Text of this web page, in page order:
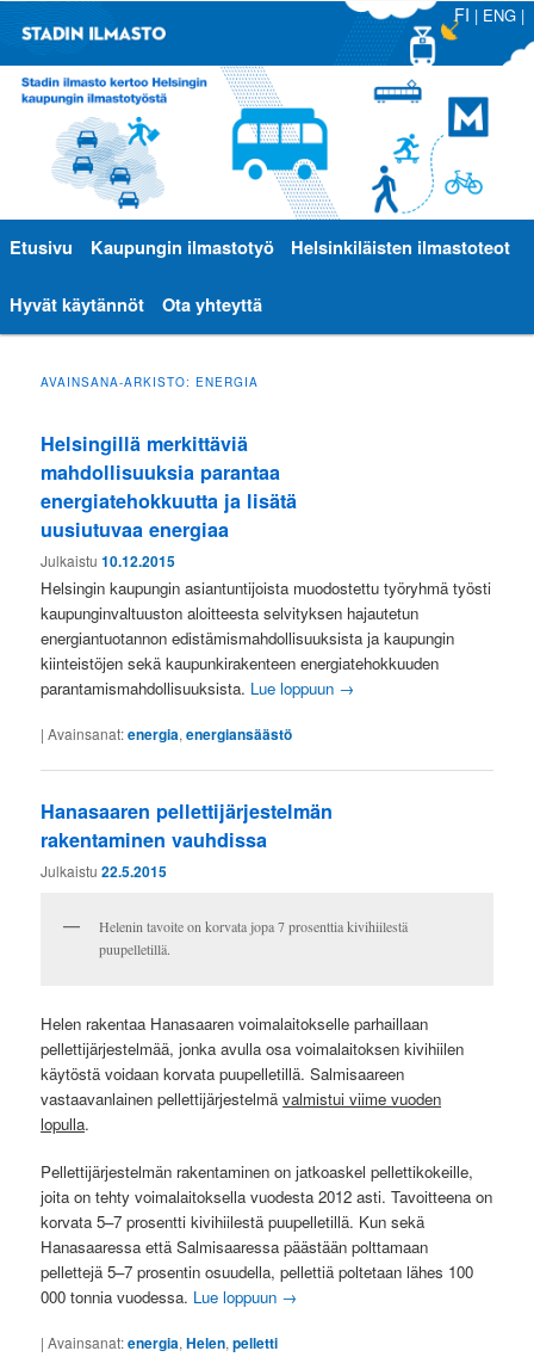
FI | ENG|
Päävalikko
Siirry
sisältöön
Siirry
toissijaiseen
Etusivu Kaupungin ilmastotyö Helsinkiläisten ilmastoteot
Hyvät käytännöt Ota yhteyttä
AVAINSANA-ARKISTO:ENERGIA
Helsingillä merkittäviä
mahdollisuuksia parantaa
energiatehokkuutta ja lisätä
uusiutuvaa energiaa
Julkaistu10.12.2015
Helsingin kaupungin asiantuntijoista muodostettu työryhmä työsti
kaupunginvaltuuston aloitteesta selvityksen hajautetun
energiantuotannon edistämismahdollisuuksista ja kaupungin
kiinteistöjen sekä kaupunkirakenteen energiatehokkuuden
parantamismahdollisuuksista. Lue loppuun →
|Avainsanat:energia,energiansäästö
Hanasaaren pellettijärjestelmän
rakentaminen vauhdissa
Julkaistu22.5.2015
Helenin tavoite on korvata jopa 7 prosenttia kivihiilestä
puupelletillä.
Helen rakentaa Hanasaaren voimalaitokselle parhaillaan
pellettijärjestelmää, jonka avulla osa voimalaitoksen kivihiilen
käytöstä voidaan korvata puupelletillä. Salmisaareen
vastaavanlainen pellettijärjestelmävalmistui viime vuoden
lopulla.
Pellettijärjestelmän rakentaminen on jatkoaskel pellettikokeille,
joita on tehty voimalaitoksella vuodesta 2012 asti. Tavoitteena on
korvata 5–7 prosentti kivihiilestä puupelletillä. Kun sekä
Hanasaaressa että Salmisaaressa päästään polttamaan
pellettejä 5–7 prosentin osuudella, pellettiä poltetaan lähes 100
000 tonnia vuodessa. Lue loppuun →
|Avainsanat:energia,Helen,pelletti